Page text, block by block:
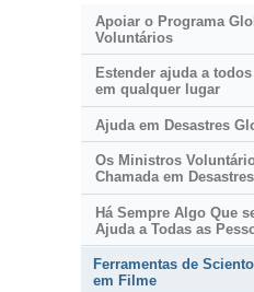
Apoiar o Programa
Voluntários
Estender ajuda a
em qualquer lugar
Ajuda em Desastres
Os Ministros
Chamada em
Há Sempre Algo Que
Ajuda a Todas as
Ferramentas de
em Filme